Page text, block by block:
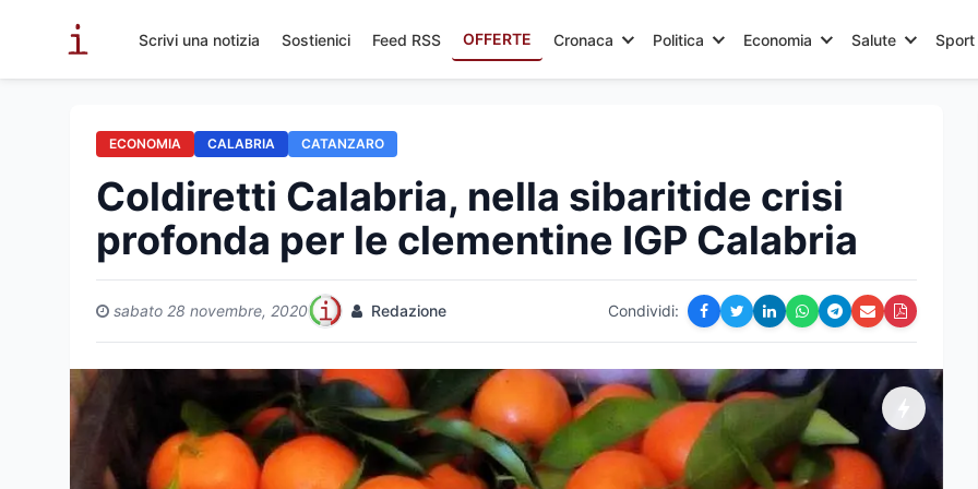
Scrivi una notizia Sostienici Feed RSS OFFERTE Cronaca Politica Economia Salute Sport
ECONOMIA CALABRIA CATANZARO
Coldiretti Calabria, nella sibaritide crisi
profonda per le clementine IGP Calabria
sabato 28 novembre, 2020 Redazione Condividi: